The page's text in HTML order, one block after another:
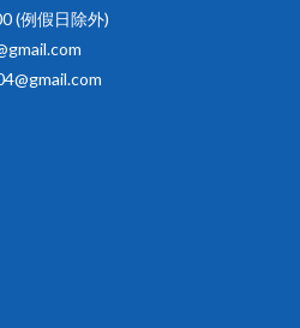
(例假日除外)